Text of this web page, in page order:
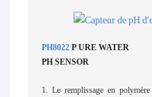
PH8022P URE WATER
PH SENSOR
1. Le remplissage en